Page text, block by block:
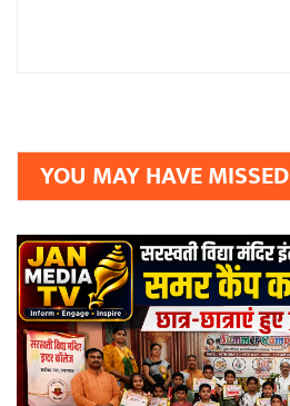
YOU MAY HAVE MISSED